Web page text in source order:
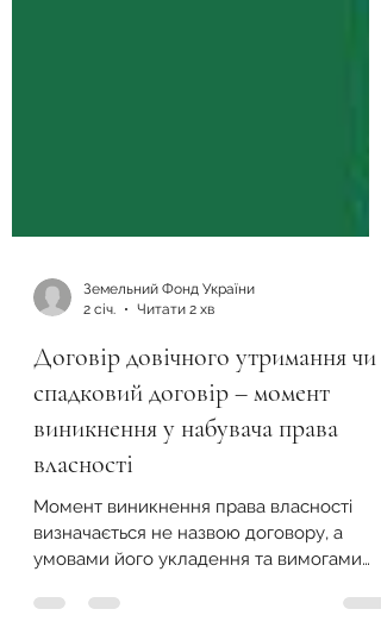
2 січ.
Читати 2 хв
Договір довічного утримання чи
спадковий договір – момент
виникнення у набувача права
власності
Момент виникнення права власності
умовами його укладення та вимогами